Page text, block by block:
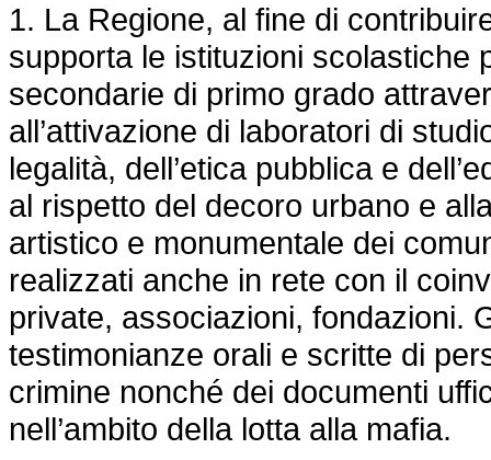
1. La Regione, al fine di
supporta le istituzioni scolastiche
secondarie di primo grado
all’attivazione di laboratori di
legalità, dell’etica pubblica e
al rispetto del decoro urbano e
artistico e monumentale dei
realizzati anche in rete con il
private, associazioni, fondazioni.
testimonianze orali e scritte di
crimine nonché dei documenti
nell’ambito della lotta alla mafia.